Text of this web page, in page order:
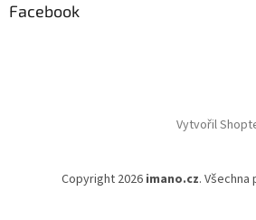
Facebook
Vytvořil
Copyright 2026 imano.cz. Všechna